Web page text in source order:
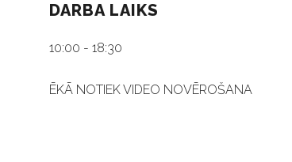
DARBA LAIKS
10:00 - 18:30
ĒKĀ NOTIEK VIDEO NOVĒROŠANA